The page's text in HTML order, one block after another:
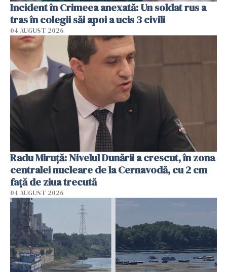
Incident în Crimeea anexată: Un soldat rus a
tras în colegii săi apoi a ucis 3 civili
04 AUGUST 2026
Radu Miruţă: Nivelul Dunării a crescut, în zona
centralei nucleare de la Cernavodă, cu 2 cm
faţă de ziua trecută
04 AUGUST 2026